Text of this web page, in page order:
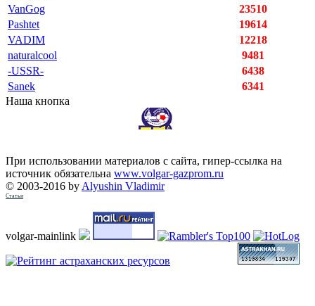
VanGog
23510
Pashtet
19614
VADIM
12218
naturalcool
9481
-USSR-
6438
Sanek
6341
Наша кнопка
При использовании материалов с сайта, гипер-ссылка на
источник обязательна www.volgar-gazprom.ru
© 2003-2016 by Alyushin Vladimir
Статьи
volgar-mainlink